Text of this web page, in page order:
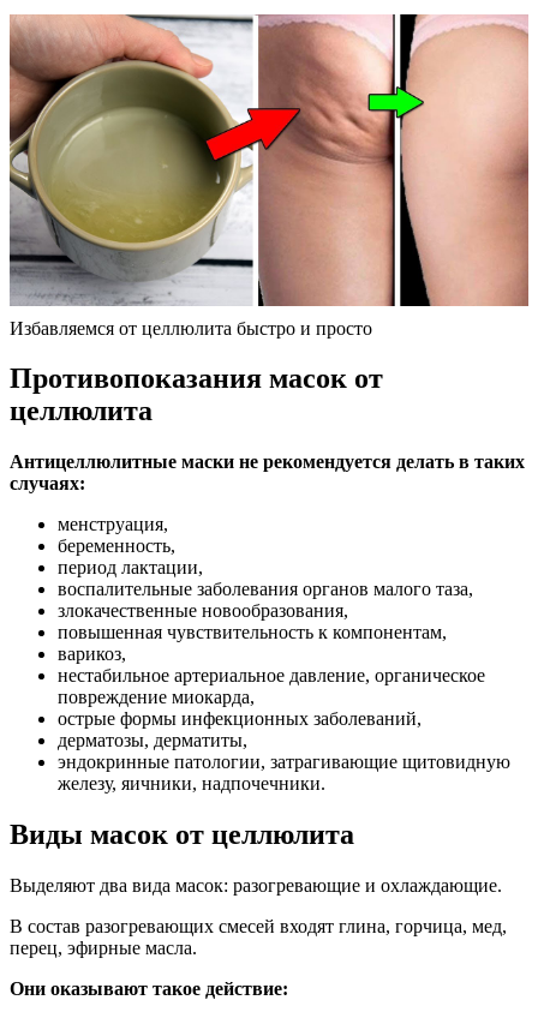
Избавляемся от целлюлита быстро и просто
Противопоказания масок от
целлюлита
Антицеллюлитные маски не рекомендуется делать в таких
случаях:
менструация,
беременность,
период лактации,
воспалительные заболевания органов малого таза,
злокачественные новообразования,
повышенная чувствительность к компонентам,
варикоз,
нестабильное артериальное давление, органическое
повреждение миокарда,
острые формы инфекционных заболеваний,
дерматозы, дерматиты,
эндокринные патологии, затрагивающие щитовидную
железу, яичники, надпочечники.
Виды масок от целлюлита
Выделяют два вида масок: разогревающие и охлаждающие.
В состав разогревающих смесей входят глина, горчица, мед,
перец, эфирные масла.
Они оказывают такое действие: